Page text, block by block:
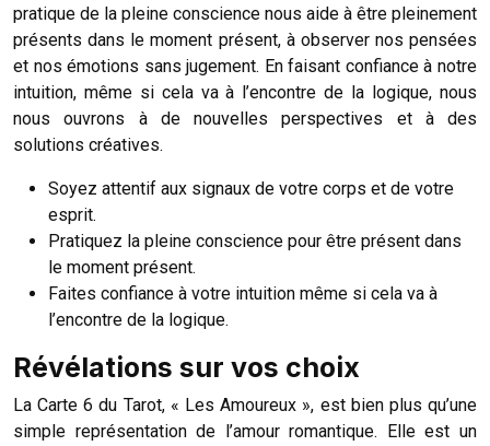
pratique de la pleine conscience nous aide à être pleinement
présents dans le moment présent, à observer nos pensées
et nos émotions sans jugement. En faisant confiance à notre
intuition, même si cela va à l’encontre de la logique, nous
nous ouvrons à de nouvelles perspectives et à des
solutions créatives.
Soyez attentif aux signaux de votre corps et de votre
esprit.
Pratiquez la pleine conscience pour être présent dans
le moment présent.
Faites confiance à votre intuition même si cela va à
l’encontre de la logique.
Révélations sur vos choix
La Carte 6 du Tarot, « Les Amoureux », est bien plus qu’une
simple représentation de l’amour romantique. Elle est un